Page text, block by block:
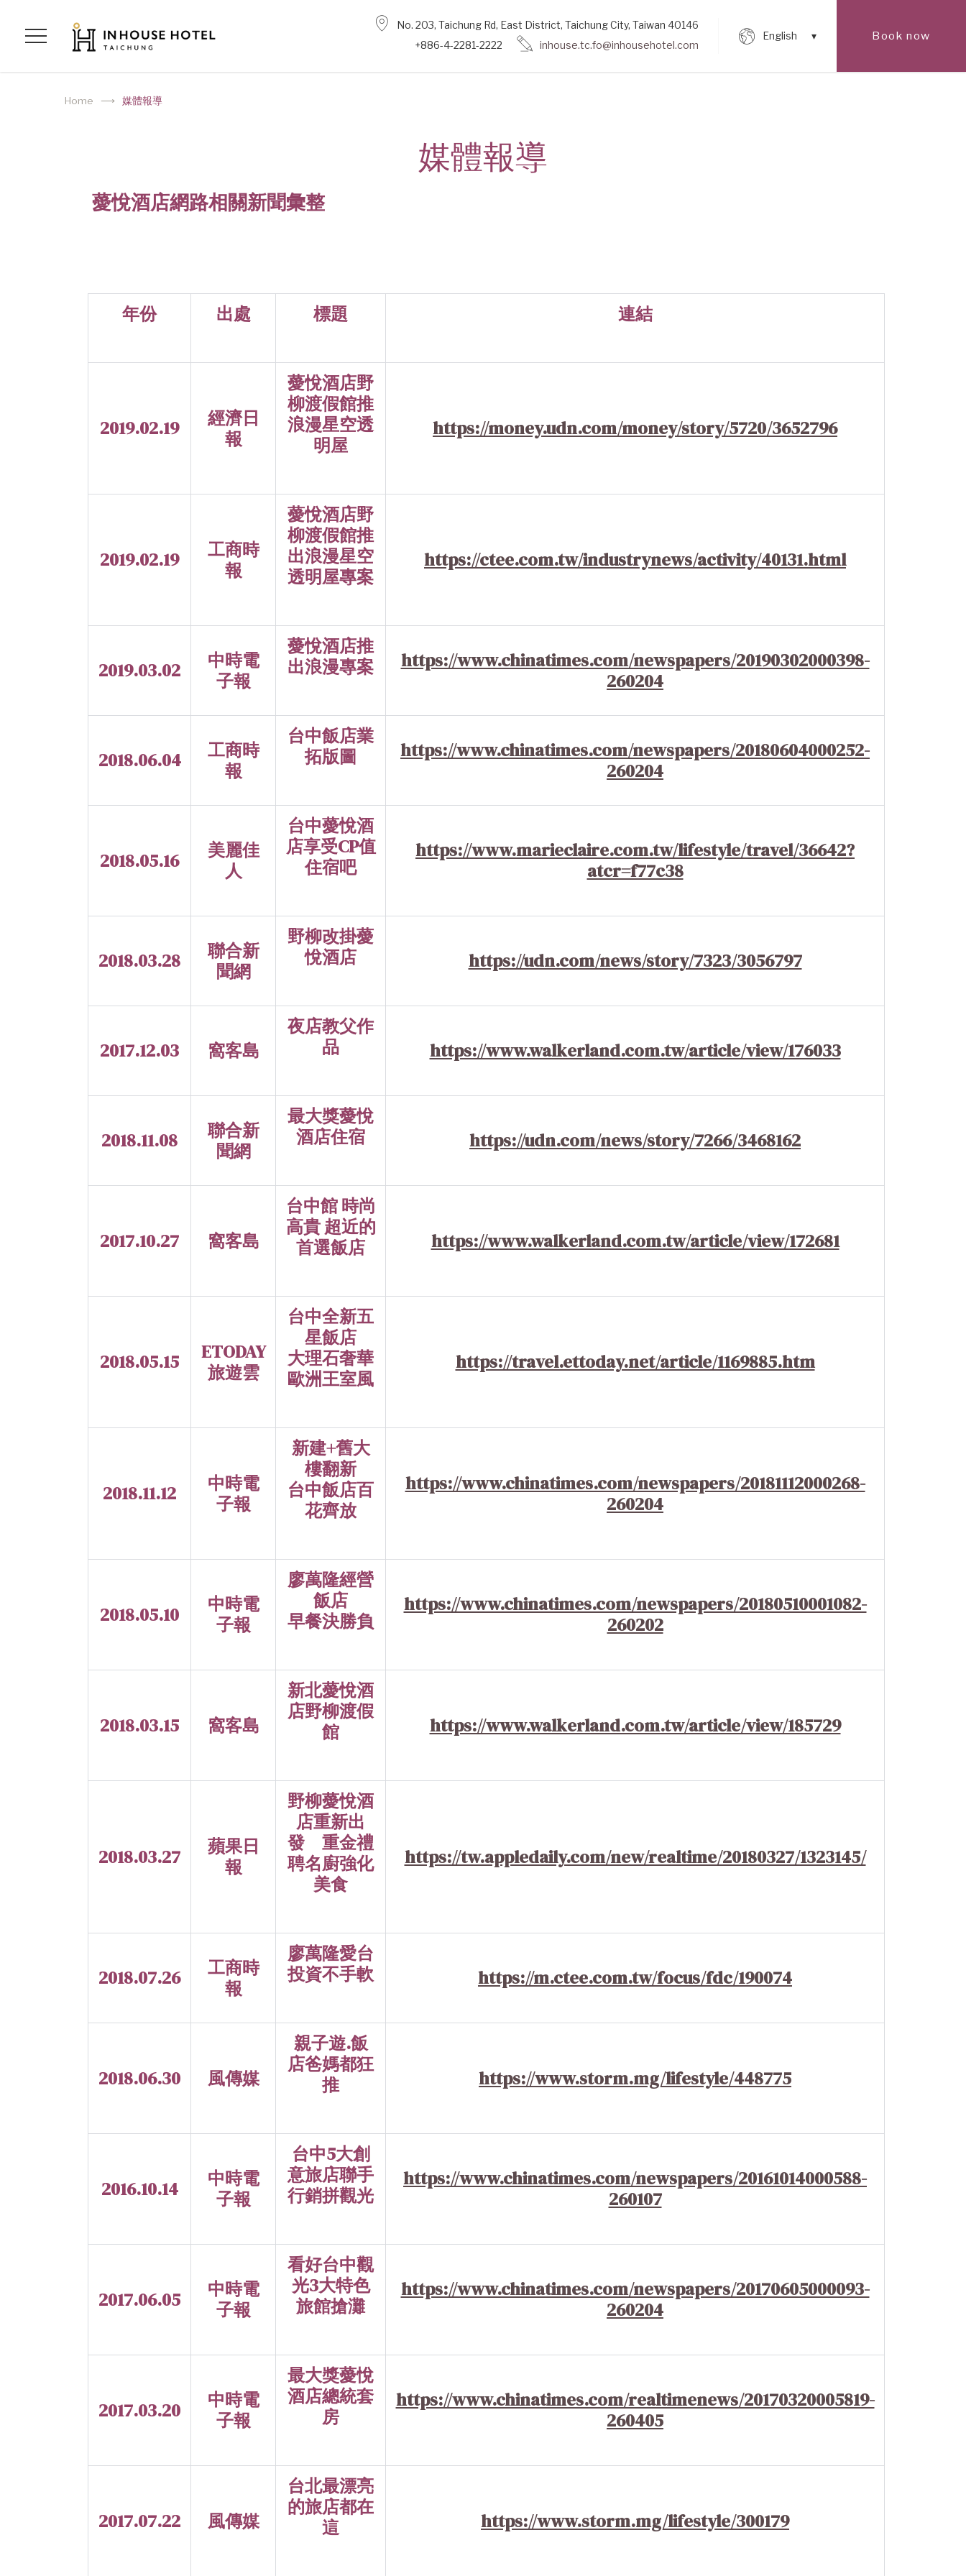
No. 203, Taichung Rd, East District, Taichung City, Taiwan 40146
+886-4-2281-2222
inhouse.tc.fo@inhousehotel.com
English Book now
Home 媒體報導
媒體報導
薆悅酒店網路相關新聞彙整
年份 出處 標題 連結
2019.02.19
經濟日
報
薆悅酒店野
柳渡假館推
浪漫星空透
明屋
https://money.udn.com/money/story/5720/3652796
2019.02.19
工商時
報
薆悅酒店野
柳渡假館推
出浪漫星空
透明屋專案
https://ctee.com.tw/industrynews/activity/40131.html
2019.03.02
中時電
子報
薆悅酒店推
出浪漫專案
https://www.chinatimes.com/newspapers/20190302000398-
260204
2018.06.04
工商時
報
台中飯店業
拓版圖
https://www.chinatimes.com/newspapers/20180604000252-
260204
2018.05.16
美麗佳
人
台中薆悅酒
店享受CP值
住宿吧
https://www.marieclaire.com.tw/lifestyle/travel/36642?
atcr=f77c38
2018.03.28
聯合新
聞網
野柳改掛薆
悅酒店
https://udn.com/news/story/7323/3056797
2017.12.03 窩客島
夜店教父作
品
https://www.walkerland.com.tw/article/view/176033
2018.11.08
聯合新
聞網
最大獎薆悅
酒店住宿
https://udn.com/news/story/7266/3468162
2017.10.27 窩客島
台中館 時尚
高貴 超近的
首選飯店
https://www.walkerland.com.tw/article/view/172681
2018.05.15
ETODAY
旅遊雲
台中全新五
星飯店
大理石奢華
歐洲王室風
https://travel.ettoday.net/article/1169885.htm
2018.11.12
中時電
子報
新建+舊大
樓翻新
台中飯店百
花齊放
https://www.chinatimes.com/newspapers/20181112000268-
260204
2018.05.10
中時電
子報
廖萬隆經營
飯店
早餐決勝負
https://www.chinatimes.com/newspapers/20180510001082-
260202
2018.03.15 窩客島
新北薆悅酒
店野柳渡假
館
https://www.walkerland.com.tw/article/view/185729
2018.03.27
蘋果日
報
野柳薆悅酒
店重新出
發 重金禮
聘名廚強化
美食
https://tw.appledaily.com/new/realtime/20180327/1323145/
2018.07.26
工商時
報
廖萬隆愛台
投資不手軟
https://m.ctee.com.tw/focus/fdc/190074
2018.06.30 風傳媒
親子遊.飯
店爸媽都狂
推
https://www.storm.mg/lifestyle/448775
2016.10.14
中時電
子報
台中5大創
意旅店聯手
行銷拼觀光
https://www.chinatimes.com/newspapers/20161014000588-
260107
2017.06.05
中時電
子報
看好台中觀
光3大特色
旅館搶灘
https://www.chinatimes.com/newspapers/20170605000093-
260204
2017.03.20
中時電
子報
最大獎薆悅
酒店總統套
房
https://www.chinatimes.com/realtimenews/20170320005819-
260405
2017.07.22 風傳媒
台北最漂亮
的旅店都在
這
https://www.storm.mg/lifestyle/300179